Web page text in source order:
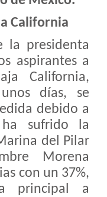
California
la presidenta
aspirantes a
California,
días, se
debido a
sufrido la
del Pilar
Morena
con un 37%,
principal a